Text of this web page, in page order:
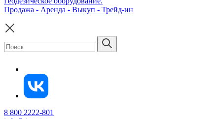
Продажа - Аренда - Выкуп - Трейд-ин
8 800 2222-801